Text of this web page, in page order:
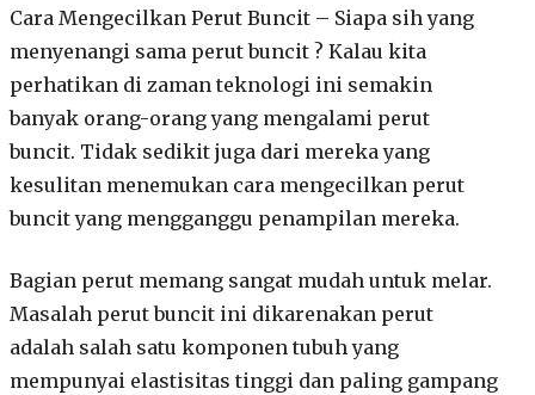
Cara Mengecilkan Perut Buncit – Siapa sih yang
menyenangi sama perut buncit ? Kalau kita
perhatikan di zaman teknologi ini semakin
banyak orang-orang yang mengalami perut
buncit. Tidak sedikit juga dari mereka yang
kesulitan menemukan cara mengecilkan perut
buncit yang mengganggu penampilan mereka.
Bagian perut memang sangat mudah untuk melar.
Masalah perut buncit ini dikarenakan perut
adalah salah satu komponen tubuh yang
mempunyai elastisitas tinggi dan paling gampang